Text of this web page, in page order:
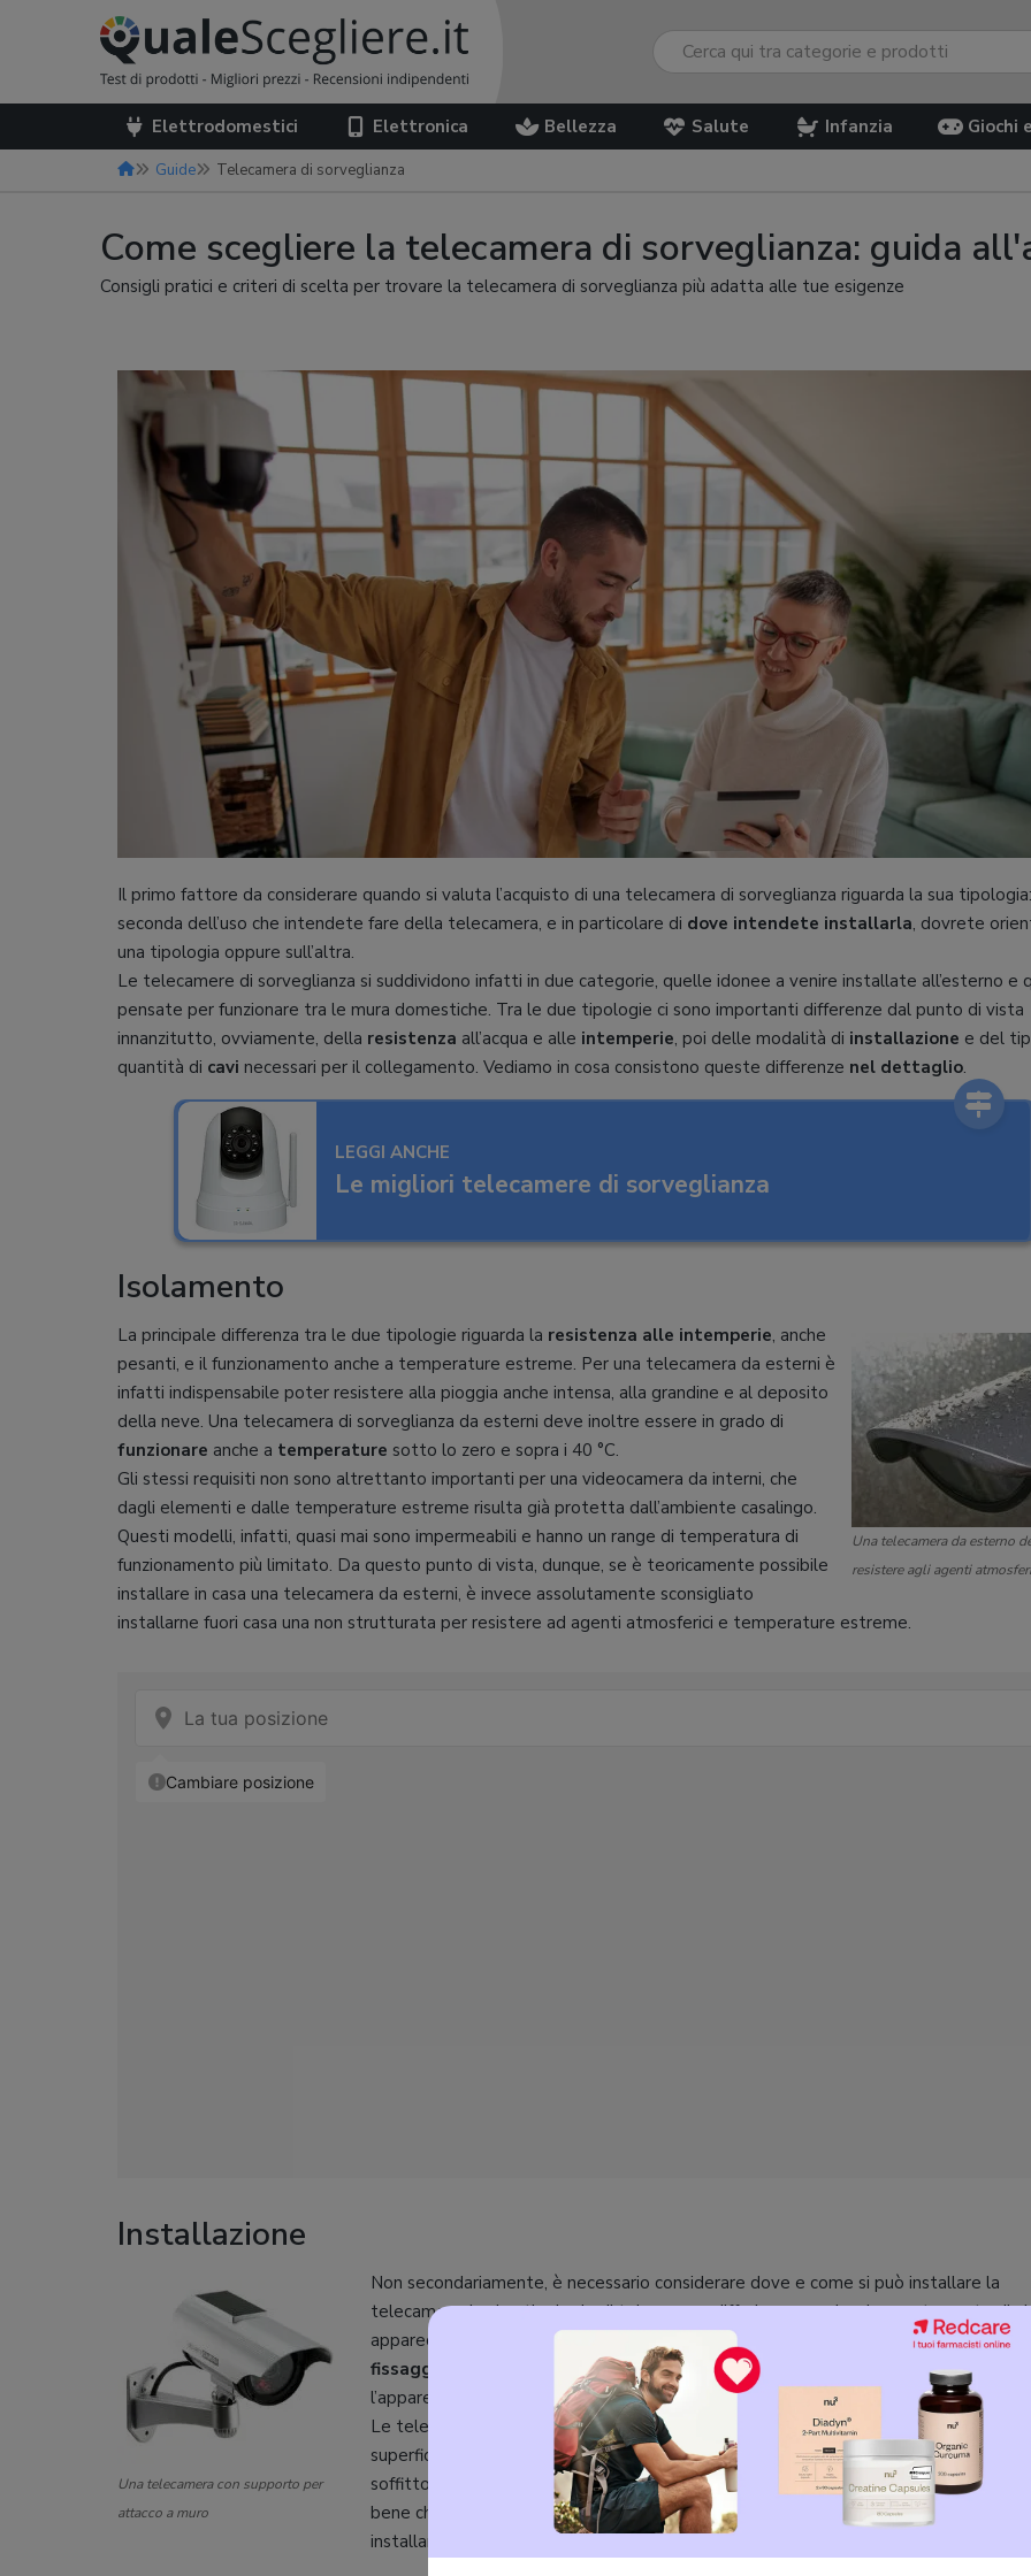
Elettrodomestici Elettronica Bellezza Salute Infanzia Giochi
Guide Telecamera di sorveglianza
Come scegliere la telecamera di sorveglianza: guida
Consigli pratici e criteri di scelta per trovare la telecamera di sorveglianza più adatta alle tue esigenze
Il primo fattore da considerare quando si valuta l’acquisto di una telecamera di sorveglianza riguarda la sua
seconda dell’uso che intendete fare della telecamera, e in particolare di dove intendete installarla, dovrete
una tipologia oppure sull’altra.
Le telecamere di sorveglianza si suddividono infatti in due categorie, quelle idonee a venire installate all’esterno e
pensate per funzionare tra le mura domestiche. Tra le due tipologie ci sono importanti differenze dal punto di vista
innanzitutto, ovviamente, della resistenza all’acqua e alle intemperie, poi delle modalità di installazione e del
quantità di cavi necessari per il collegamento. Vediamo in cosa consistono queste differenze nel dettaglio.
LEGGI ANCHE
Le migliori telecamere di sorveglianza
Isolamento
Una telecamera da esterno
resistere agli agenti
La principale differenza tra le due tipologie riguarda la resistenza alle intemperie, anche
pesanti, e il funzionamento anche a temperature estreme. Per una telecamera da esterni è
infatti indispensabile poter resistere alla pioggia anche intensa, alla grandine e al deposito
della neve. Una telecamera di sorveglianza da esterni deve inoltre essere in grado di
funzionare anche a temperature sotto lo zero e sopra i 40 °C.
Gli stessi requisiti non sono altrettanto importanti per una videocamera da interni, che
dagli elementi e dalle temperature estreme risulta già protetta dall’ambiente casalingo.
Questi modelli, infatti, quasi mai sono impermeabili e hanno un range di temperatura di
funzionamento più limitato. Da questo punto di vista, dunque, se è teoricamente possibile
installare in casa una telecamera da esterni, è invece assolutamente sconsigliato
installarne fuori casa una non strutturata per resistere ad agenti atmosferici e temperature estreme.
Installazione
Una telecamera con supporto per
attacco a muro
Non secondariamente, è necessario considerare dove e come si può installare la
telecamera: le due tipologie di telecamera differiscono anche da questo punto di
apparecchi da
sono infatti normalmente dotati di una staffa che ne
fissaggio a muro
attraverso viti e tasselli, e non è previsto altro modo di fissare
l’apparecchio ad altre superfici.
Le telecamere per
interni, invece, possono essere semplicemente appoggiate
superficie piana e non sempre hanno in dotazione supporti per il fissaggio a parete o
soffitto. Soprattutto nel caso optiate per l’acquisto di una telecamera da interni,
bene che vi accertiate del tipo di supporti di cui dispone, per essere certi di poterla
installare esattamente dove ne avete la necessità.